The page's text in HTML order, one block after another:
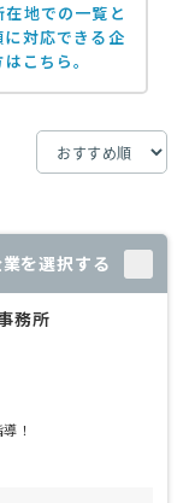
地での一覧と
対応できる企
こちら。
を選択する
務所
！